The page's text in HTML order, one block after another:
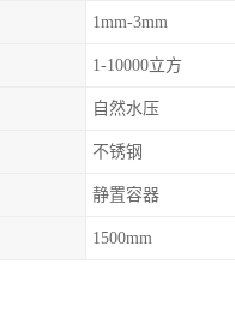
1mm-3mm
1-10000立方
自然水压
不锈钢
静置容器
1500mm